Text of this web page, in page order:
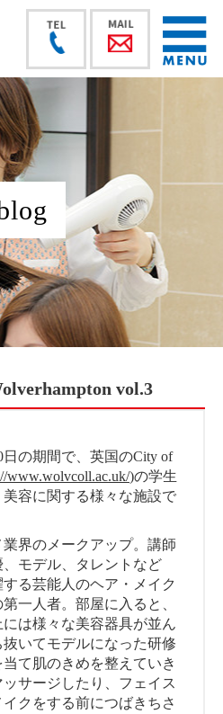
vol.3
日の期間で、英国のCity of
www.wolvcoll.ac.uk/)の学生
容に関する様々な施設で
界のメークアップ。講師
モデル、タレントなど
る芸能人のヘア・メイク
一人者。部屋に入ると、
は様々な美容器具が並ん
いてモデルになった研修
て肌のきめを整えていき
サージしたり、フェイス
クをする前につばきちさ